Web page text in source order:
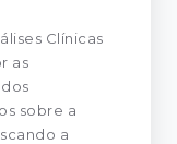
Clínicas
as
sobre a
a